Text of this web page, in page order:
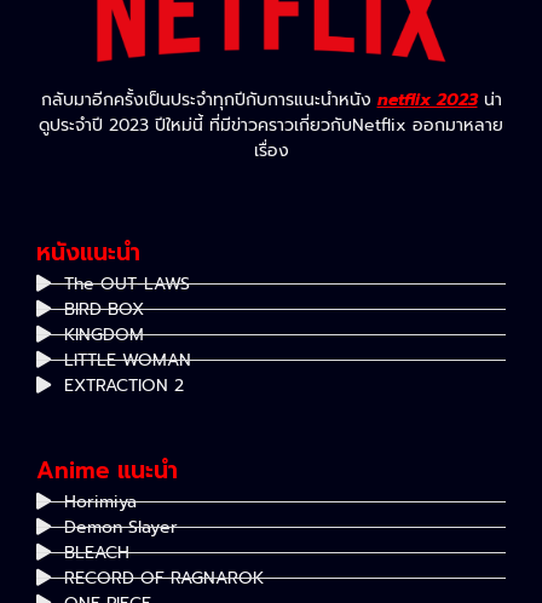
กลับมาอีกครั้งเป็นประจำทุกปีกับการแนะนำหนัง netflix 2023น่า
ดูประจำปี 2023 ปีใหม่นี้ ที่มีข่าวคราวเกี่ยวกับNetflix ออกมาหลาย
เรื่อง
หนังแนะนำ
The OUT-LAWS
BIRD BOX
KINGDOM
LITTLE WOMAN
EXTRACTION 2
Anime แนะนำ
Horimiya
Demon Slayer
BLEACH
RECORD OF RAGNAROK